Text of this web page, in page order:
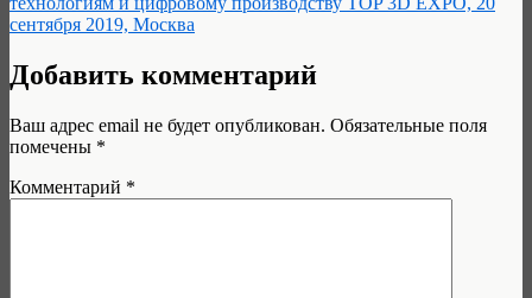
сентября 2019, Москва
Добавить комментарий
Ваш адрес email не будет опубликован. Обязательные поля
помечены *
Комментарий *